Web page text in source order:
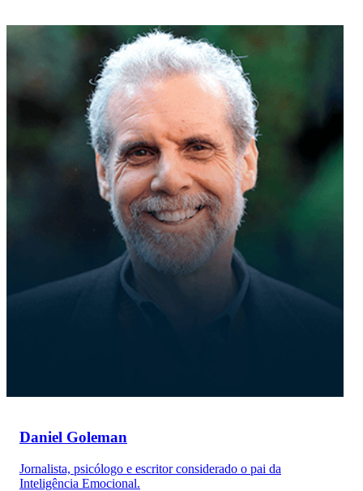
Daniel Goleman
Jornalista, psicólogo e escritor considerado o pai da
Inteligência Emocional.